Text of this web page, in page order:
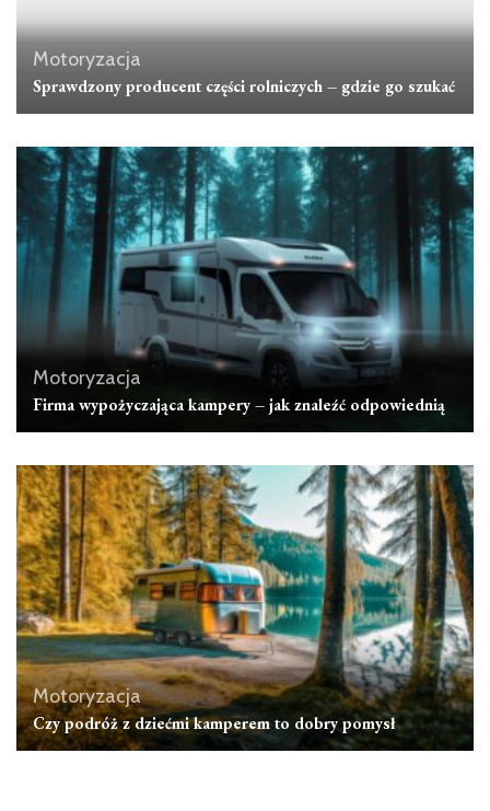
Motoryzacja
Sprawdzony producent części rolniczych – gdzie go szukać
Motoryzacja
Firma wypożyczająca kampery – jak znaleźć odpowiednią
Motoryzacja
Czy podróż z dziećmi kamperem to dobry pomysł